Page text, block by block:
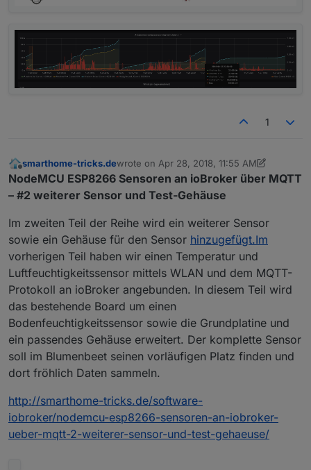
1
Offline
smarthome-tricks.dewrote on Apr 28, 2018, 11:55 AM
last edited by Jey Cee Jun 22, 2019, 11:12 PM
NodeMCU ESP8266 Sensoren an ioBroker über MQTT
– #2 weiterer Sensor und Test-Gehäuse
Im zweiten Teil der Reihe wird ein weiterer Sensor
sowie ein Gehäuse für den Sensor hinzugefügt.Im
vorherigen Teil haben wir einen Temperatur und
Luftfeuchtigkeitssensor mittels WLAN und dem MQTT-
Protokoll an ioBroker angebunden. In diesem Teil wird
das bestehende Board um einen
Bodenfeuchtigkeitssensor sowie die Grundplatine und
ein passendes Gehäuse erweitert. Der komplette Sensor
soll im Blumenbeet seinen vorläufigen Platz finden und
dort fröhlich Daten sammeln.
http://smarthome-tricks.de/software-
iobroker/nodemcu-esp8266-sensoren-an-iobroker-
ueber-mqtt-2-weiterer-sensor-und-test-gehaeuse/